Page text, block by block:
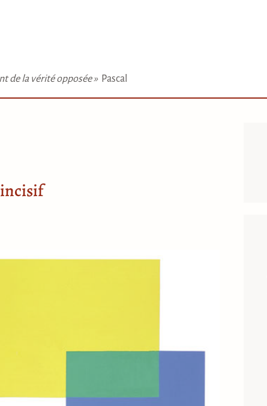
de la vérité opposée » Pascal